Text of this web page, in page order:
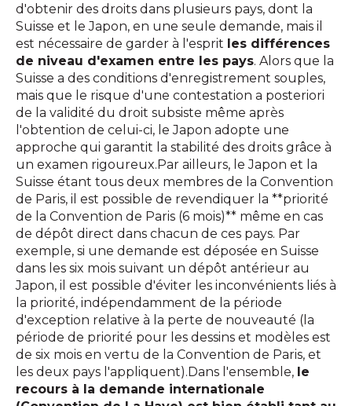
d'obtenir des droits dans plusieurs pays, dont la
Suisse et le Japon, en une seule demande, mais il
est nécessaire de garder à l'esprit les différences
de niveau d'examen entre les pays. Alors que la
Suisse a des conditions d'enregistrement souples,
mais que le risque d'une contestation a posteriori
de la validité du droit subsiste même après
l'obtention de celui-ci, le Japon adopte une
approche qui garantit la stabilité des droits grâce à
un examen rigoureux.Par ailleurs, le Japon et la
Suisse étant tous deux membres de la Convention
de Paris, il est possible de revendiquer la **priorité
de la Convention de Paris (6 mois)** même en cas
de dépôt direct dans chacun de ces pays. Par
exemple, si une demande est déposée en Suisse
dans les six mois suivant un dépôt antérieur au
Japon, il est possible d'éviter les inconvénients liés à
la priorité, indépendamment de la période
d'exception relative à la perte de nouveauté (la
période de priorité pour les dessins et modèles est
de six mois en vertu de la Convention de Paris, et
les deux pays l'appliquent).Dans l'ensemble, le
recours à la demande internationale